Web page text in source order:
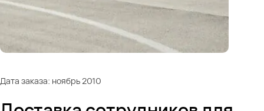
Дата заказа: ноябрь 2010